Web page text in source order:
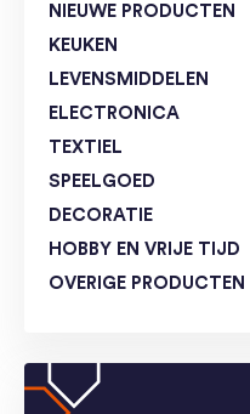
NIEUWE PRODUCTEN
KEUKEN
LEVENSMIDDELEN
ELECTRONICA
TEXTIEL
SPEELGOED
DECORATIE
HOBBY EN VRIJE TIJD
OVERIGE PRODUCTEN